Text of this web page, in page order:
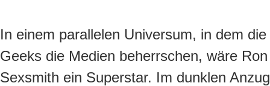
In einem parallelen Universum, in dem die
Geeks die Medien beherrschen, wäre Ron
Sexsmith ein Superstar. Im dunklen Anzug